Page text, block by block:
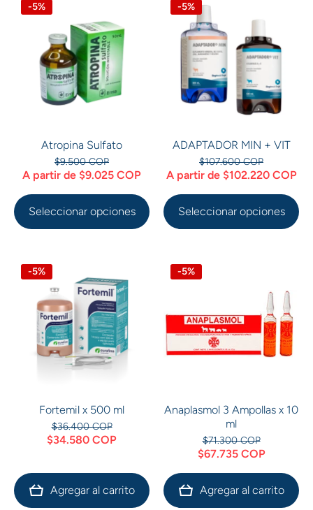
-5%
Atropina Sulfato
$9.500 COP
A partir de $9.025 COP
Seleccionar opciones
-5%
ADAPTADOR MIN + VIT
$107.600 COP
A partir de $102.220 COP
Seleccionar opciones
-5%
Fortemil x 500 ml
$36.400 COP
$34.580 COP
Agregar al carrito
-5%
Anaplasmol 3 Ampollas x 10
ml
$71.300 COP
$67.735 COP
Agregar al carrito